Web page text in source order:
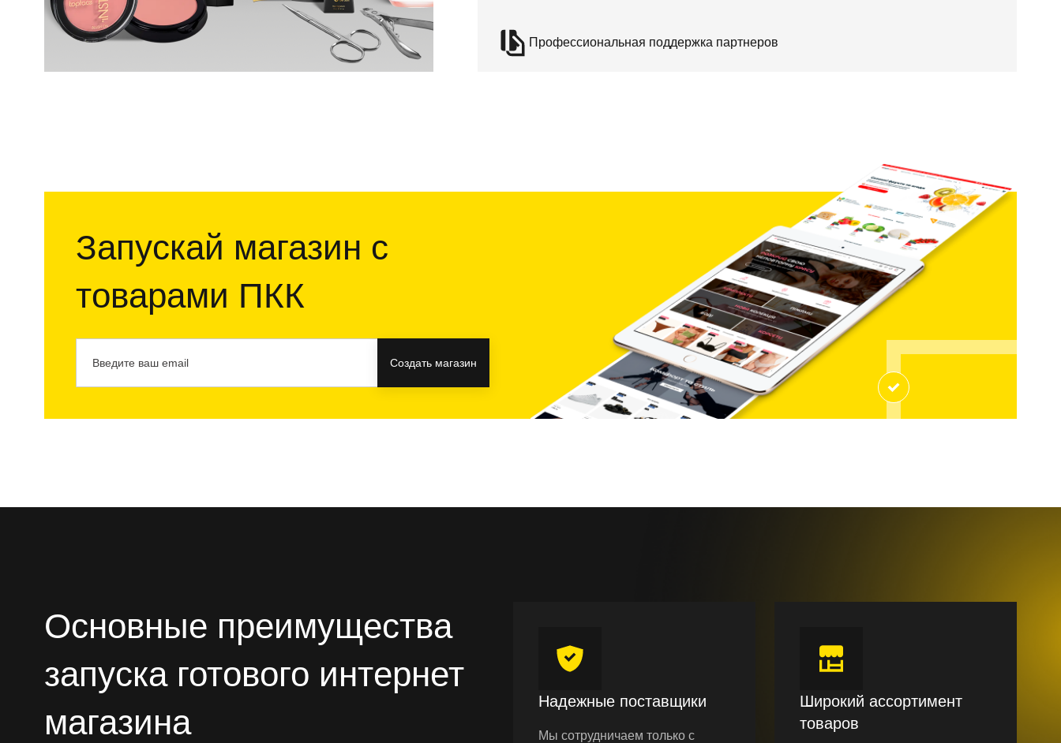
Профессиональная поддержка партнеров
Запускай магазин c
товарами ПКК
Создать магазин
Основные преимущества
запуска готового интернет
магазина
Надежные поставщики
Мы сотрудничаем только с
Широкий ассортимент
товаров